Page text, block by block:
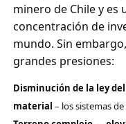
minero de Chile y es
concentración de
mundo. Sin
grandes presiones:
Disminución de la ley
material – los sistemas